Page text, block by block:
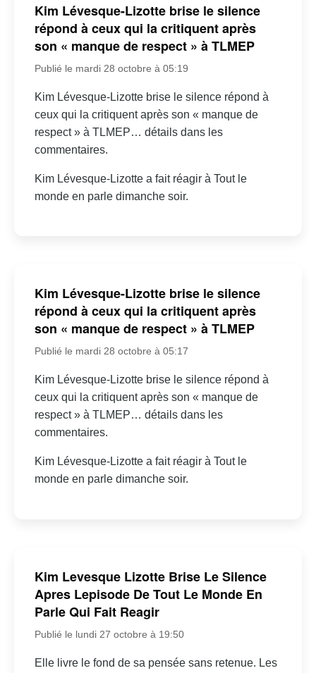
Kim Lévesque-Lizotte brise le silence
répond à ceux qui la critiquent après
son « manque de respect » à TLMEP
Publié le mardi 28 octobre à 05:19
Kim Lévesque-Lizotte brise le silence répond à
ceux qui la critiquent après son « manque de
respect » à TLMEP… détails dans les
commentaires.
Kim Lévesque-Lizotte a fait réagir à Tout le
monde en parle dimanche soir.
Kim Lévesque-Lizotte brise le silence
répond à ceux qui la critiquent après
son « manque de respect » à TLMEP
Publié le mardi 28 octobre à 05:17
Kim Lévesque-Lizotte brise le silence répond à
ceux qui la critiquent après son « manque de
respect » à TLMEP… détails dans les
commentaires.
Kim Lévesque-Lizotte a fait réagir à Tout le
monde en parle dimanche soir.
Kim Levesque Lizotte Brise Le Silence
Apres Lepisode De Tout Le Monde En
Parle Qui Fait Reagir
Publié le lundi 27 octobre à 19:50
Elle livre le fond de sa pensée sans retenue. Les